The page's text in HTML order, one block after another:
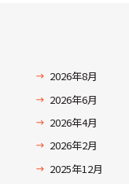
2026年8月
2026年6月
2026年4月
2026年2月
2025年12月